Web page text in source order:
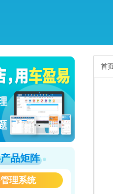
品矩阵
理系统
首